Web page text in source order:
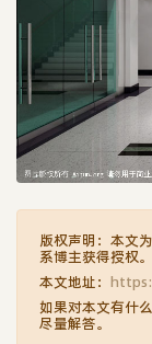
版权声明：本文
系博主获得授权。
本文地址：
如果对本文有什
尽量解答。